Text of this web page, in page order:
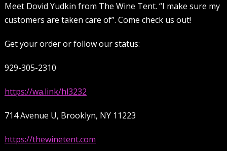
Meet Dovid Yudkin from The Wine Tent. “I make sure my
customers are taken care of”. Come check us out!
Get your order or follow our status:
929-305-2310
https://wa.link/hl3232
714 Avenue U, Brooklyn, NY 11223
https://thewinetent.com